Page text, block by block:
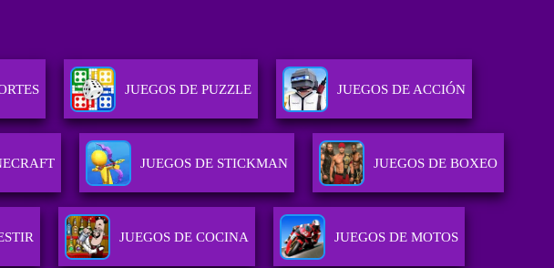
JUEGOS DE PUZZLE JUEGOS DE ACCIÓN
JUEGOS DE STICKMAN JUEGOS DE BOXEO
JUEGOS DE COCINA JUEGOS DE MOTOS